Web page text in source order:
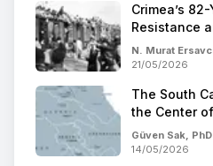
Crimea’s
Resistance
N. Murat
21/05/2026
The South
the Center
Güven Sak, PhD
14/05/2026